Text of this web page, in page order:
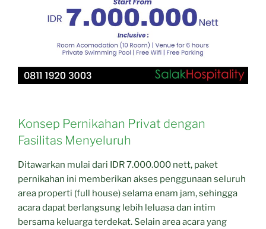
Konsep Pernikahan Privat dengan
Fasilitas Menyeluruh
Ditawarkan mulai dari IDR 7.000.000 nett, paket
pernikahan ini memberikan akses penggunaan seluruh
area properti (full house) selama enam jam, sehingga
acara dapat berlangsung lebih leluasa dan intim
bersama keluarga terdekat. Selain area acara yang